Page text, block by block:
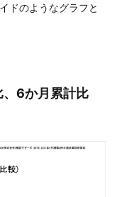
ドのようなグラフと
、6か月累計比